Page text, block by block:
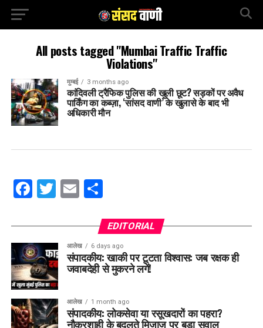
All posts tagged "Mumbai Traffic Traffic
Violations"
मुम्बई 3 months ago
कांदिवली ट्रैफिक पुलिस की खुली छूट? सड़कों पर अवैध
पार्किंग का कब्ज़ा, ‘सांसद वाणी’ के खुलासे के बाद भी
अधिकारी मौन
Facebook
Twitter
EmailShare
EDITORIAL
आलेख 6 days ago
संपादकीय: खाकी पर टूटता विश्वास: जब रक्षक ही
जवाबदेही से मुकरने लगें!
आलेख 1 month ago
संपादकीय: लोकसेवा या रसूखदारों का पहरा?
नौकरशाही के बदलते मिजाज पर बड़ा सवाल